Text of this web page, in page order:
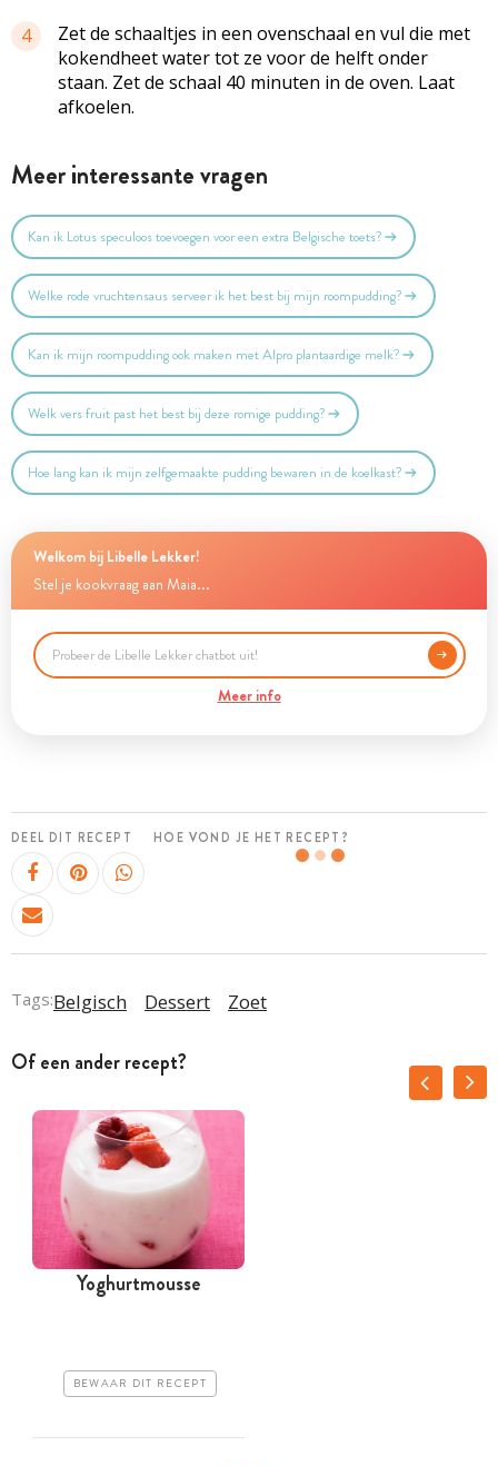
4
Zet de schaaltjes in een ovenschaal en vul die met
kokendheet water tot ze voor de helft onder
staan. Zet de schaal 40 minuten in de oven. Laat
afkoelen.
Meer interessante vragen
Kan ik Lotus speculoos toevoegen voor een extra Belgische toets?
Welke rode vruchtensaus serveer ik het best bij mijn roompudding?
Kan ik mijn roompudding ook maken met Alpro plantaardige melk?
Welk vers fruit past het best bij deze romige pudding?
Hoe lang kan ik mijn zelfgemaakte pudding bewaren in de koelkast?
Welkom bij Libelle Lekker!
Stel je kookvraag aan Maia...
Meer info
DEEL DIT RECEPT HOE VOND JE HET RECEPT?
Tags:Belgisch Dessert Zoet
Of een ander recept?
Yoghurtmousse
BEWAAR DIT RECEPT